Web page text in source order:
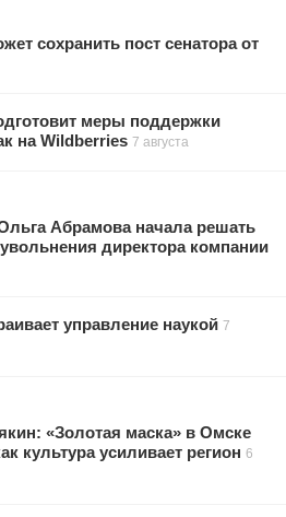
сохранить пост сенатора от
меры поддержки
на Wildberries 7 августа
Абрамова начала решать
директора компании
управление наукой 7
«Золотая маска» в Омске
культура усиливает регион 6